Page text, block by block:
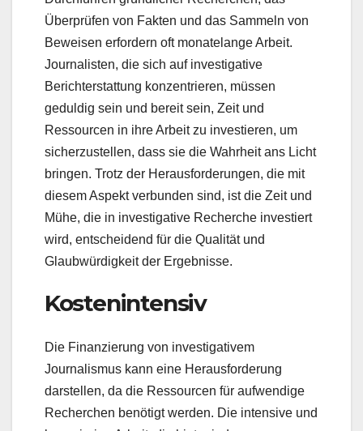
Überprüfen von Fakten und das Sammeln von
Beweisen erfordern oft monatelange Arbeit.
Journalisten, die sich auf investigative
Berichterstattung konzentrieren, müssen
geduldig sein und bereit sein, Zeit und
Ressourcen in ihre Arbeit zu investieren, um
sicherzustellen, dass sie die Wahrheit ans Licht
bringen. Trotz der Herausforderungen, die mit
diesem Aspekt verbunden sind, ist die Zeit und
Mühe, die in investigative Recherche investiert
wird, entscheidend für die Qualität und
Glaubwürdigkeit der Ergebnisse.
Kostenintensiv
Die Finanzierung von investigativem
Journalismus kann eine Herausforderung
darstellen, da die Ressourcen für aufwendige
Recherchen benötigt werden. Die intensive und